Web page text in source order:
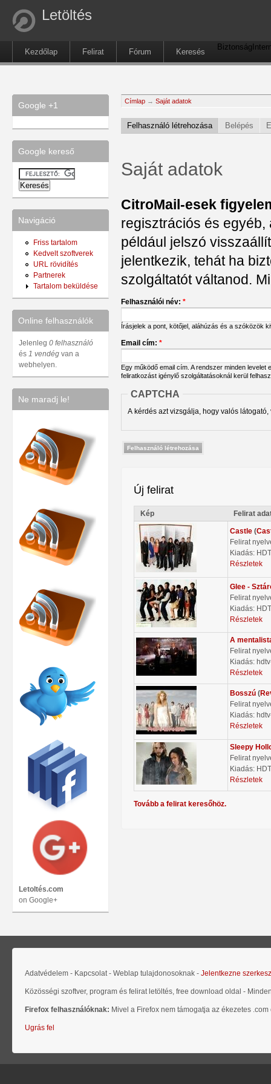
Letöltés
Kezdőlap Felirat Fórum Keresés
Biztonság
Google +1
Google kereső
Navigáció
Friss tartalom
Kedvelt szoftverek
URL rövidítés
Partnerek
Tartalom beküldése
Online felhasználók
Jelenleg 0 felhasználó
és 1 vendég van a
webhelyen.
Ne maradj le!
Letoltés.com
on Google+
Címlap → Saját adatok
Felhasználó létrehozása Belépés
Saját adatok
CitroMail-esek
regisztrációs és
például jelszó
jelentkezik, tehát ha
szolgáltatót váltanod.
Felhasználói név: *
Írásjelek a pont, kötőjel, aláhúzás és a szóközök
Email cím: *
Egy működő email cím. A rendszer minden
feliratkozást igénylő szolgáltatásoknál kerül
CAPTCHA
A kérdés azt vizsgálja, hogy valós
Új felirat
Kép Felirat
Castle (
Felirat
Kiadás:
Részletek
Glee -
Felirat
Kiadás:
Részletek
A
Felirat
Kiadás:
Részletek
Bosszú (
Felirat
Kiadás:
Részletek
Sleepy
Felirat
Kiadás:
Részletek
Tovább a felirat keresőhöz.
Adatvédelem - Kapcsolat - Weblap tulajdonosoknak - Jelentkezne
Közösségi szoftver, program és felirat letöltés, free download oldal -
Firefox felhasználóknak: Mivel a Firefox nem támogatja az ékezetes
Ugrás fel